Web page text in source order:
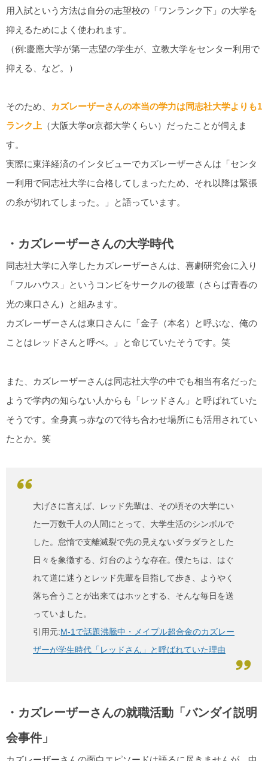
用入試という方法は自分の志望校の「ワンランク下」の大学を
抑えるためによく使われます。
（例:慶應大学が第一志望の学生が、立教大学をセンター利用で
抑える、など。）
そのため、
カズレーザーさんの本当の学力は同志社大学よりも1
ランク上 （大阪大学or京都大学くらい）だったことが伺えま
す。
実際に東洋経済のインタビューでカズレーザーさんは「センタ
ー利用で同志社大学に合格してしまったため、それ以降は緊張
の糸が切れてしまった。」と語っています。
・カズレーザーさんの大学時代
同志社大学に入学したカズレーザーさんは、喜劇研究会に入り
「フルハウス」というコンビをサークルの後輩（さらば青春の
光の東口さん）と組みます。
カズレーザーさんは東口さんに「金子（本名）と呼ぶな、俺の
ことはレッドさんと呼べ。」と命じていたそうです。笑
また、カズレーザーさんは同志社大学の中でも相当有名だった
ようで学内の知らない人からも「レッドさん」と呼ばれていた
そうです。全身真っ赤なので待ち合わせ場所にも活用されてい
たとか。笑
大げさに言えば、レッド先輩は、その頃その大学にい
た一万数千人の人間にとって、大学生活のシンボルで
した。怠惰で支離滅裂で先の見えないダラダラとした
日々を象徴する、灯台のような存在。僕たちは、はぐ
れて道に迷うとレッド先輩を目指して歩き、ようやく
落ち合うことが出来てはホッとする、そんな毎日を送
っていました。
引用元:M-1で話題沸騰中・メイプル超合金のカズレー
ザーが学生時代「レッドさん」と呼ばれていた理由
・カズレーザーさんの就職活動「バンダイ説明
会事件」